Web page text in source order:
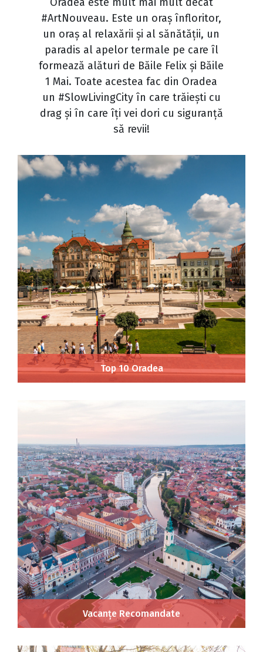
#ArtNouveau. Este un oraș înfloritor,
un oraș al relaxării și al sănătății, un
paradis al apelor termale pe care îl
formează alături de Băile Felix și Băile
1 Mai. Toate acestea fac din Oradea
un #SlowLivingCity în care trăiești cu
drag și în care îți vei dori cu siguranță
să revii!
Top 10 Oradea
Vacanțe Recomandate